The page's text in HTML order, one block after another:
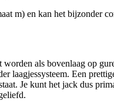
m) en kan het bijzonder
als bovenlaag op
laagjessysteem. Een
Je kunt het jack dus